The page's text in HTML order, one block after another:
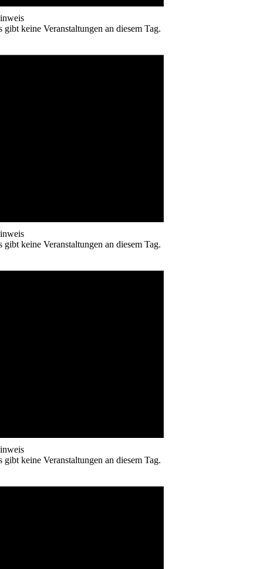
gibt keine Veranstaltungen an diesem Tag.
gibt keine Veranstaltungen an diesem Tag.
gibt keine Veranstaltungen an diesem Tag.